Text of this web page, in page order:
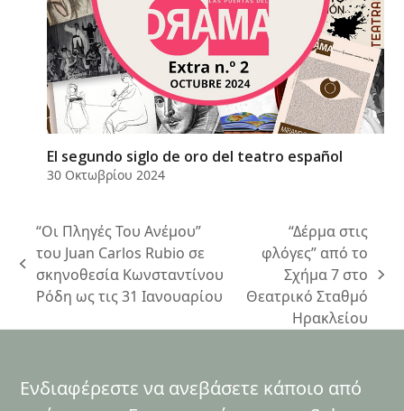
El segundo siglo de oro del teatro español
30 Οκτωβρίου 2024
previous
post:
“Οι Πληγές Του Ανέμου”
του Juan Carlos Rubio σε
σκηνοθεσία Κωνσταντίνου
Ρόδη ως τις 31 Ιανουαρίου
post:
“Δέρμα στις
φλόγες” από το
Σχήμα 7 στο
Θεατρικό Σταθμό
Ηρακλείου
Ενδιαφέρεστε να ανεβάσετε κάποιο από